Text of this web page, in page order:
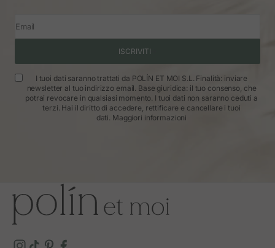
Email
ISCRIVITI
I tuoi dati saranno trattati da POLÍN ET MOI S.L. Finalità: inviare
newsletter al tuo indirizzo email. Base giuridica: il tuo consenso, che
potrai revocare in qualsiasi momento. I tuoi dati non saranno ceduti a
terzi. Hai il diritto di accedere, rettificare e cancellare i tuoi
dati. Maggiori informazioni